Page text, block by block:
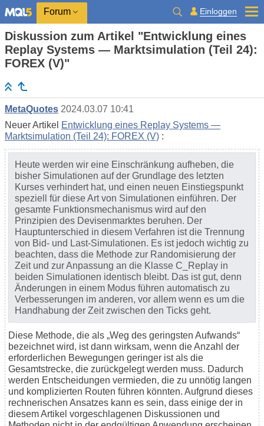
Forum Einloggen
Diskussion zum Artikel "Entwicklung eines
Replay Systems — Marktsimulation (Teil 24):
FOREX (V)"
MetaQuotes 2024.03.07 10:41
Neuer Artikel Entwicklung eines Replay Systems —
Marktsimulation (Teil 24): FOREX (V) :
Heute werden wir eine Einschränkung aufheben, die
bisher Simulationen auf der Grundlage des letzten
Kurses verhindert hat, und einen neuen Einstiegspunkt
speziell für diese Art von Simulationen einführen. Der
gesamte Funktionsmechanismus wird auf den
Prinzipien des Devisenmarktes beruhen. Der
Hauptunterschied in diesem Verfahren ist die Trennung
von Bid- und Last-Simulationen. Es ist jedoch wichtig zu
beachten, dass die Methode zur Randomisierung der
Zeit und zur Anpassung an die Klasse C_Replay in
beiden Simulationen identisch bleibt. Das ist gut, denn
Änderungen in einem Modus führen automatisch zu
Verbesserungen im anderen, vor allem wenn es um die
Handhabung der Zeit zwischen den Ticks geht.
Diese Methode, die als „Weg des geringsten Aufwands“
bezeichnet wird, ist dann wirksam, wenn die Anzahl der
erforderlichen Bewegungen geringer ist als die
Gesamtstrecke, die zurückgelegt werden muss. Dadurch
werden Entscheidungen vermieden, die zu unnötig langen
und komplizierten Routen führen könnten. Aufgrund dieses
rechnerischen Ansatzes kann es sein, dass einige der in
diesem Artikel vorgeschlagenen Diskussionen und